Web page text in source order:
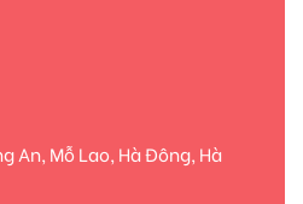
An, Mỗ Lao, Hà Đông, Hà